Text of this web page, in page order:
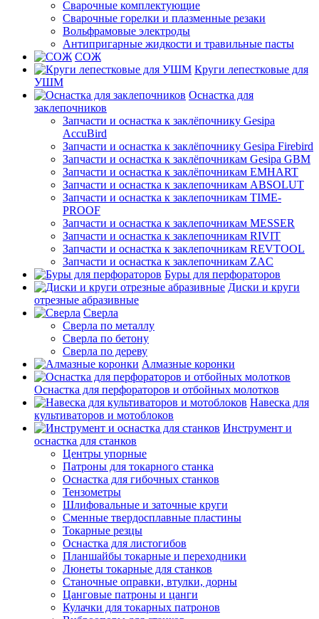
Сварочные комплектующие
Сварочные горелки и плазменные резаки
Вольфрамовые электроды
Антипригарные жидкости и травильные пасты
СОЖ
Круги лепестковые для
УШМ
Оснастка для
заклепочников
Запчасти и оснастка к заклёпочнику Gesipa
AccuBird
Запчасти и оснастка к заклёпочнику Gesipa Firebird
Запчасти и оснастка к заклёпочникам Gesipa GBM
Запчасти и оснастка к заклёпочникам EMHART
Запчасти и оснастка к заклепочникам ABSOLUT
Запчасти и оснастка к заклепочникам TIME-
PROOF
Запчасти и оснастка к заклепочникам MESSER
Запчасти и оснастка к заклепочникам RIVIT
Запчасти и оснастка к заклепочникам REVTOOL
Запчасти и оснастка к заклепочникам ZAC
Буры для перфораторов
Диски и круги
отрезные абразивные
Сверла
Сверла по металлу
Сверла по бетону
Сверла по дереву
Алмазные коронки
Оснастка для перфораторов и отбойных молотков
Навеска для
культиваторов и мотоблоков
Инструмент и
оснастка для станков
Центры упорные
Патроны для токарного станка
Оснастка для гибочных станков
Тензометры
Шлифовальные и заточные круги
Сменные твердосплавные пластины
Токарные резцы
Оснастка для листогибов
Планшайбы токарные и переходники
Люнеты токарные для станков
Станочные оправки, втулки, дорны
Цанговые патроны и цанги
Кулачки для токарных патронов